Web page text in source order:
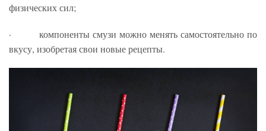
физических сил;
· компоненты смузи можно менять самостоятельно по
вкусу, изобретая свои новые рецепты.